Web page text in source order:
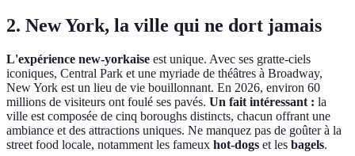
2. New York, la ville qui ne dort jamais
L'expérience new-yorkaise est unique. Avec ses gratte-ciels
iconiques, Central Park et une myriade de théâtres à Broadway,
New York est un lieu de vie bouillonnant. En 2026, environ 60
millions de visiteurs ont foulé ses pavés. Un fait intéressant : la
ville est composée de cinq boroughs distincts, chacun offrant une
ambiance et des attractions uniques. Ne manquez pas de goûter à la
street food locale, notamment les fameux hot-dogs et les bagels.